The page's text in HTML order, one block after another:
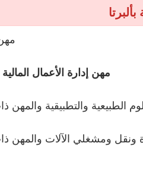
مهن إدارة الأعمال المالية
الطبيعية والتطبيقية والمهن
ونقل ومشغلي الآلات والمهن